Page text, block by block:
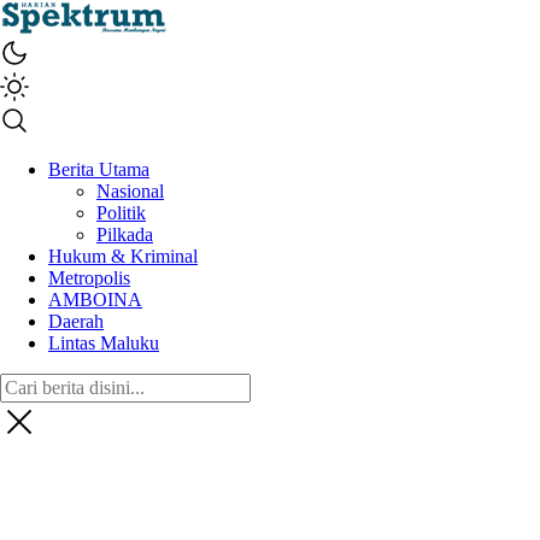
spektrumonline.com
Berita Utama
Nasional
Politik
Pilkada
Hukum & Kriminal
Metropolis
AMBOINA
Daerah
Lintas Maluku